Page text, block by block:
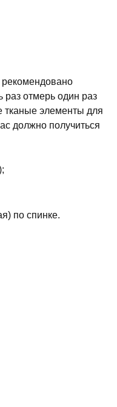
рекомендовано
отмерь один раз
тканые элементы для
должно получиться
по спинке.